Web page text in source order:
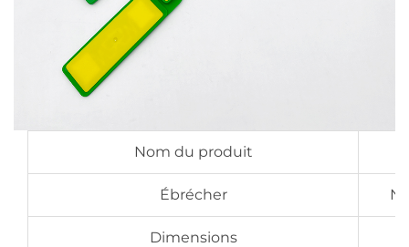
Nom du produit
Ébrécher
Dimensions